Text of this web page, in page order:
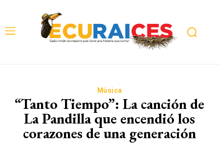
Música
“Tanto Tiempo”: La canción de
La Pandilla que encendió los
corazones de una generación